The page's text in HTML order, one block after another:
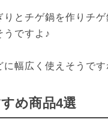
とチゲ鍋を作りチ
うですよ♪
幅広く使えそうです
め商品4選